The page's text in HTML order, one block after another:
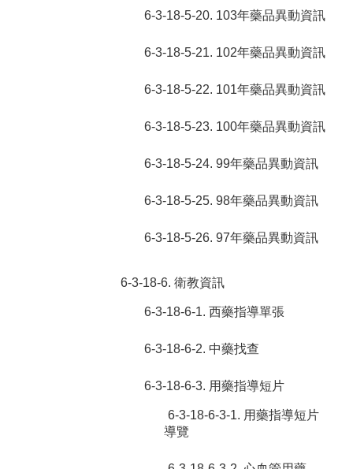
6-3-18-5-20. 103年藥品異動資訊
6-3-18-5-21. 102年藥品異動資訊
6-3-18-5-22. 101年藥品異動資訊
6-3-18-5-23. 100年藥品異動資訊
6-3-18-5-24. 99年藥品異動資訊
6-3-18-5-25. 98年藥品異動資訊
6-3-18-5-26. 97年藥品異動資訊
6-3-18-6. 衛教資訊
6-3-18-6-1. 西藥指導單張
6-3-18-6-2. 中藥找查
6-3-18-6-3. 用藥指導短片
6-3-18-6-3-1. 用藥指導短片
導覽